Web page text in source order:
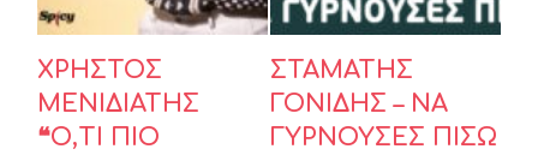
ΧΡΗΣΤΟΣ
ΜΕΝΙΔΙΑΤΗΣ
❝Ο,ΤΙ ΠΙΟ
ΣΤΑΜΑΤΗΣ
ΓΟΝΙΔΗΣ – ΝΑ
ΓΥΡΝΟΥΣΕΣ ΠΙΣΩ